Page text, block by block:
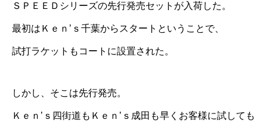
ＳＰＥＥＤシリーズの先行発売セット が入荷した。
最初は Ｋｅｎ’ｓ千葉からスタートということで、
試打ラケットもコートに設置された。
しかし、そこは先行発売。
Ｋｅｎ’ｓ四街道 も Ｋｅｎ’ｓ成田 も早くお客様に試しても